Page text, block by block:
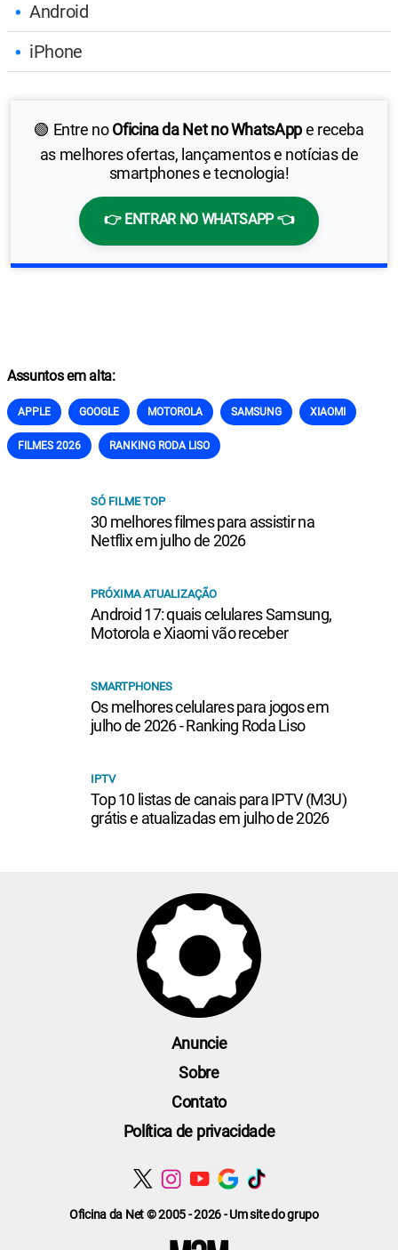
Android
iPhone
🟢 Entre noOficina da Net no WhatsAppe receba
as melhores ofertas, lançamentos e notícias de
smartphones e tecnologia!
👉 ENTRAR NO WHATSAPP 👈
Assuntos em alta:
APPLE GOOGLE MOTOROLA SAMSUNG XIAOMI
FILMES 2026 RANKING RODA LISO
SÓ FILME TOP
30 melhores filmes para assistir na
Netflix em julho de 2026
PRÓXIMA ATUALIZAÇÃO
Android 17: quais celulares Samsung,
Motorola e Xiaomi vão receber
SMARTPHONES
Os melhores celulares para jogos em
julho de 2026 - Ranking Roda Liso
IPTV
Top 10 listas de canais para IPTV (M3U)
grátis e atualizadas em julho de 2026
Oficina da Net © 2005 - 2026 - Um site do grupo
Anuncie
Sobre
Contato
Política de privacidade